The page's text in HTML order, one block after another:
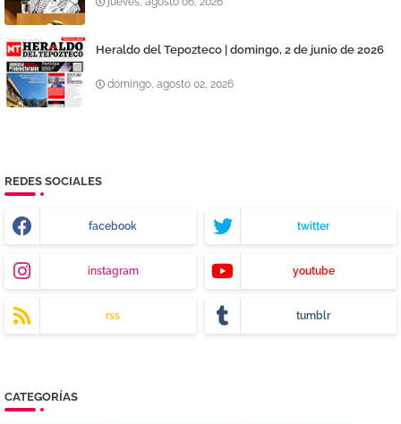
Heraldo del Tepozteco | domingo, 2 de junio de 2026
domingo, agosto 02, 2026
REDES SOCIALES
facebook twitter
instagram youtube
rss tumblr
CATEGORÍAS